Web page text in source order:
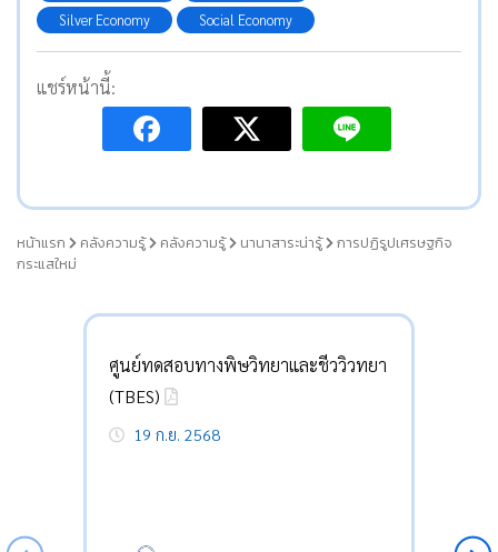
Silver Economy
Social Economy
แชร์หน้านี้:
หน้าแรก คลังความรู้ คลังความรู้ นานาสาระน่ารู้
การปฏิรูปเศรษฐกิจ
กระแสใหม่
ศูนย์ทดสอบทางพิษวิทยาและชีววิวทยา
(TBES)
19 ก.ย. 2568